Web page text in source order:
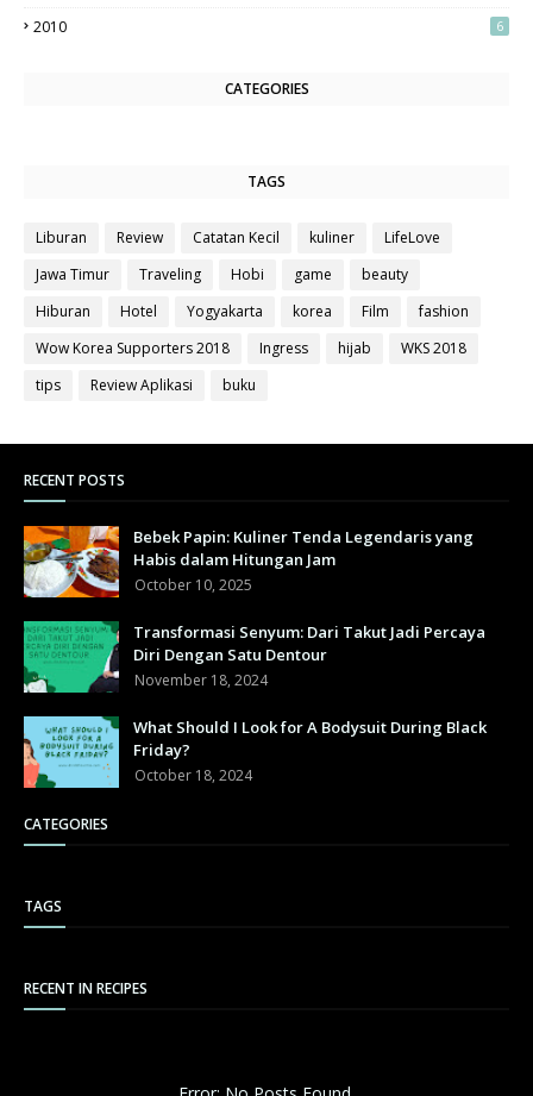
2010 6
CATEGORIES
TAGS
Liburan Review Catatan Kecil kuliner
LifeLove
Jawa Timur
Traveling Hobi game
beauty
Hiburan
Hotel Yogyakarta korea Film
fashion
Wow Korea Supporters 2018
Ingress hijab
WKS 2018
tips
Review Aplikasi buku
RECENT POSTS
Bebek Papin: Kuliner Tenda Legendaris yang
Habis dalam Hitungan Jam
October 10, 2025
Transformasi Senyum: Dari Takut Jadi Percaya
Diri Dengan Satu Dentour
November 18, 2024
What Should I Look for A Bodysuit During Black
Friday?
October 18, 2024
CATEGORIES
TAGS
RECENT IN RECIPES